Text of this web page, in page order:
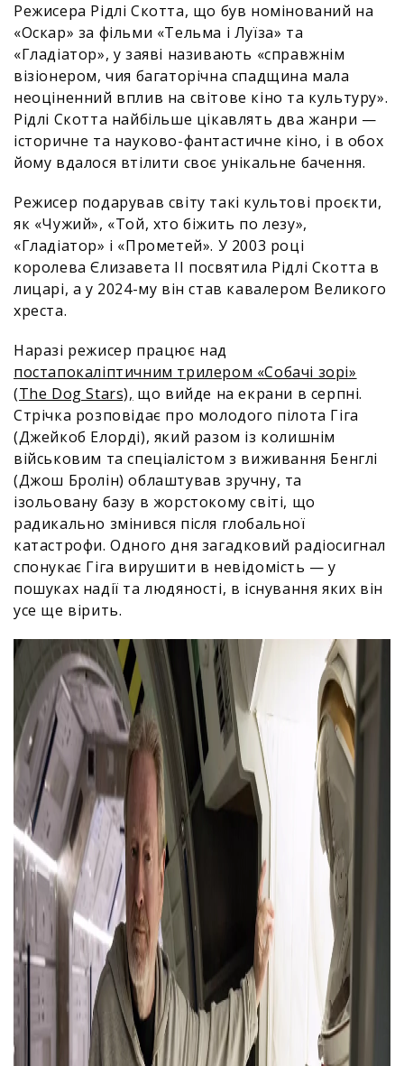
Режисера Рідлі Скотта, що був номінований на
«Оскар» за фільми «Тельма і Луїза» та
«Гладіатор», у заяві називають «справжнім
візіонером, чия багаторічна спадщина мала
неоціненний вплив на світове кіно та культуру».
Рідлі Скотта найбільше цікавлять два жанри —
історичне та науково-фантастичне кіно, і в обох
йому вдалося втілити своє унікальне бачення.
Режисер подарував світу такі культові проєкти,
як «Чужий», «Той, хто біжить по лезу»,
«Гладіатор» і «Прометей». У 2003 році
королева Єлизавета II посвятила Рідлі Скотта в
лицарі, а у 2024-му він став кавалером Великого
хреста.
Наразі режисер працює над
постапокаліптичним трилером «Собачі зорі»
(The Dog Stars), що вийде на екрани в серпні.
Стрічка розповідає про молодого пілота Гіга
(Джейкоб Елорді), який разом із колишнім
військовим та спеціалістом з виживання Бенглі
(Джош Бролін) облаштував зручну, та
ізольовану базу в жорстокому світі, що
радикально змінився після глобальної
катастрофи. Одного дня загадковий радіосигнал
спонукає Гіга вирушити в невідомість — у
пошуках надії та людяності, в існування яких він
усе ще вірить.